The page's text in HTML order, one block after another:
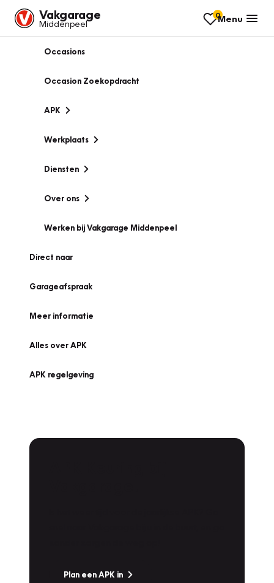
Vakgarage
Middenpeel
0Menu
Occasions
Occasion Zoekopdracht
APK
Werkplaats
Diensten
Over ons
Werken bij Vakgarage Middenpeel
Direct naar
Garageafspraak
Meer informatie
Alles over APK
APK regelgeving
Plan een APK in